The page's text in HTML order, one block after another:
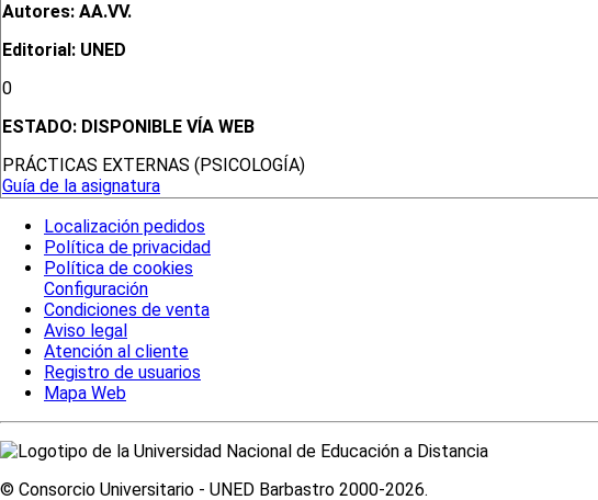
Autores: AA.VV.
Editorial: UNED
0
ESTADO: DISPONIBLE VÍA WEB
PRÁCTICAS EXTERNAS (PSICOLOGÍA)
Guía de la asignatura
Localización pedidos
Política de privacidad
Política de cookies
Configuración
Condiciones de venta
Aviso legal
Atención al cliente
Registro de usuarios
Mapa Web
© Consorcio Universitario - UNED Barbastro 2000-2026.